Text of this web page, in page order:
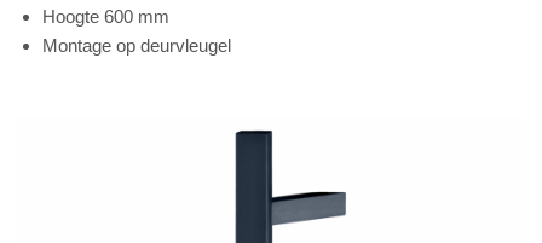
Hoogte 600 mm
Montage op deurvleugel